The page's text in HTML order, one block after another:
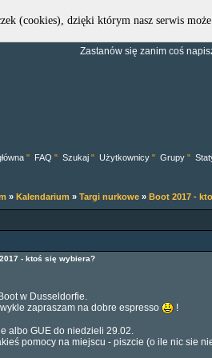
Forum
Zastanów się zanim coś
" FAQ " Szukaj " Użytkownicy " Grupy "
» Kalendarium » Targi nurkowe» Boot 2017 -
- ktoś się wybiera?
w Dusseldorfie.
zapraszam na dobre espresso
!
albo GUE do niedzieli 29.02.
pomocy na miejscu - piszcie (o ile nic sie
(cookies), dzięki którym nasz serwis